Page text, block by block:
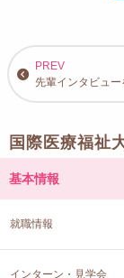
先輩インタビュー
国際医療福祉
基本情報
就職情報
インターン・見学会